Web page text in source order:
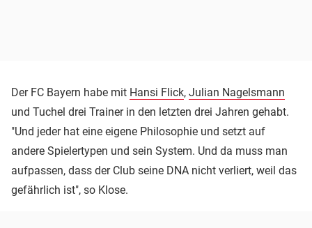
Der FC Bayern habe mit Hansi Flick, Julian Nagelsmann
und Tuchel drei Trainer in den letzten drei Jahren gehabt.
"Und jeder hat eine eigene Philosophie und setzt auf
andere Spielertypen und sein System. Und da muss man
aufpassen, dass der Club seine DNA nicht verliert, weil das
gefährlich ist", so Klose.